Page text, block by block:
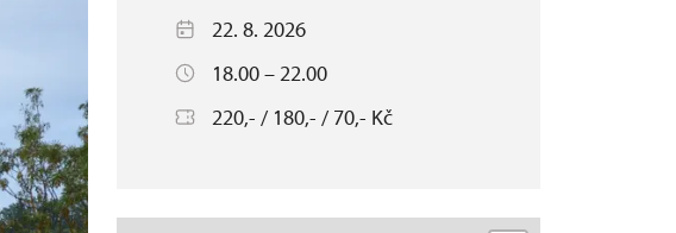
22. 8. 2026
18.00 – 22.00
220,- / 180,- / 70,- Kč